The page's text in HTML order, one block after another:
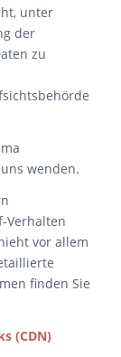
unter
der
zu
wenden.
Verhalten
vor allem
finden Sie
(CDN)